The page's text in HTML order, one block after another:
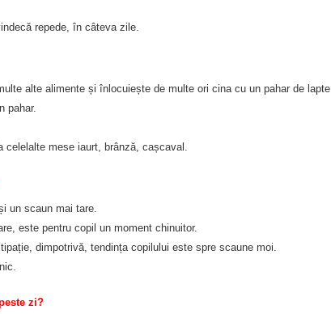
repede, în câteva zile.
alte alimente și înlocuiește de multe ori cina cu un pahar de lapte.
pahar.
celelalte mese iaurt, brânză, cașcaval.
un scaun mai tare.
este pentru copil un moment chinuitor.
dimpotrivă, tendința copilului este spre scaune moi.
zi?